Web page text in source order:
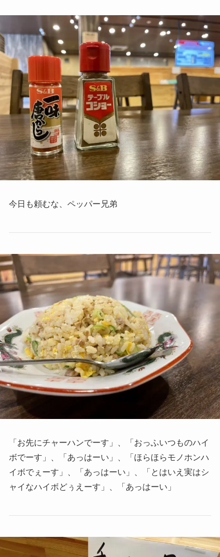
今日も頼むな、ペッパー兄弟
「お先にチャーハンでーす」、「おっふいつものハイ
ボでーす」、「あっはーい」、「ほらほらモノホンハ
イボでぇーす」、「あっはーい」、「とはいえ実はシ
ャイなハイボどぅえーす」、「あっはーい」